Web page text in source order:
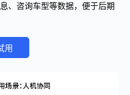
、咨询车型等数据，便于后期
用